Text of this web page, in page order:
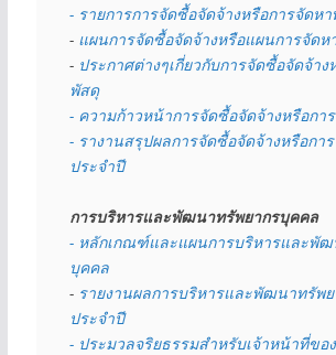
- รายการการจัดซื้อจัดจ้างหรือการจัดห
- แผนการจัดซื้อจัดจ้างหรือแผนการจัดห
- ประกาศต่างๆเกี่ยวกับการจัดซื้อจัดจ้าง
พัสดุ
- ความก้าวหน้าการจัดซื้อจัดจ้างหรือกา
- รางานสรุปผลการจัดซื้อจัดจ้างหรือกา
ประจำปี
การบริหารและพัฒนาทรัพยากรบุคคล
- หลักเกณฑ์และแผนการบริหารและพัฒ
บุคคล
- รายงานผลการบริหารและพัฒนาทรัพ
ประจำปี
- ประมวลจริยธรรมสำหรับเจ้าหน้าที่ขอ